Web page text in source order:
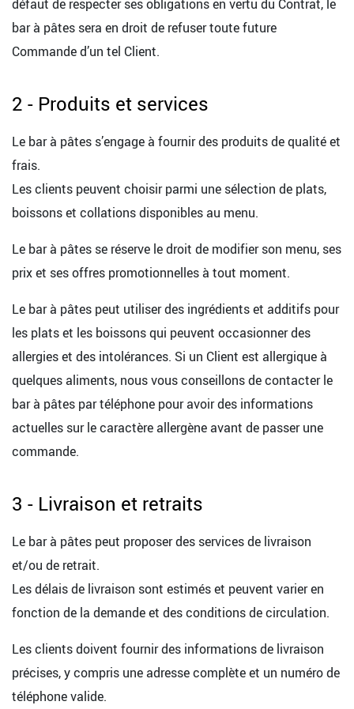
défaut de respecter ses obligations en vertu du Contrat, le
bar à pâtes sera en droit de refuser toute future
Commande d’un tel Client.
2 - Produits et services
Le bar à pâtes s’engage à fournir des produits de qualité et
frais.
Les clients peuvent choisir parmi une sélection de plats,
boissons et collations disponibles au menu.
Le bar à pâtes se réserve le droit de modifier son menu, ses
prix et ses offres promotionnelles à tout moment.
Le bar à pâtes peut utiliser des ingrédients et additifs pour
les plats et les boissons qui peuvent occasionner des
allergies et des intolérances. Si un Client est allergique à
quelques aliments, nous vous conseillons de contacter le
bar à pâtes par téléphone pour avoir des informations
actuelles sur le caractère allergène avant de passer une
commande.
3 - Livraison et retraits
Le bar à pâtes peut proposer des services de livraison
et/ou de retrait.
Les délais de livraison sont estimés et peuvent varier en
fonction de la demande et des conditions de circulation.
Les clients doivent fournir des informations de livraison
précises, y compris une adresse complète et un numéro de
téléphone valide.